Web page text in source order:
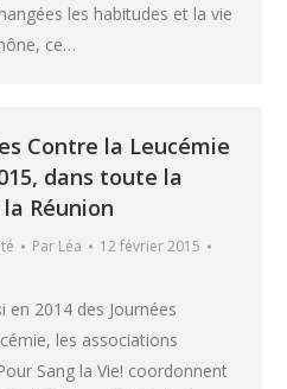
les habitudes et la vie
ce…
Contre la Leucémie
dans toute la
Réunion
Par Léa
12 février 2015
en 2014 des Journées
les associations
Sang la Vie! coordonnent